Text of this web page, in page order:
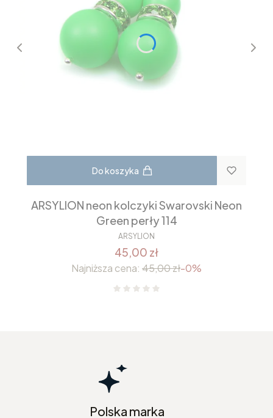
Do koszyka
ARSYLION neon kolczyki Swarovski Neon
Green perły 114
ARSYLION
45,00 zł
Najniższa cena: 45,00 zł-0%
Polska marka